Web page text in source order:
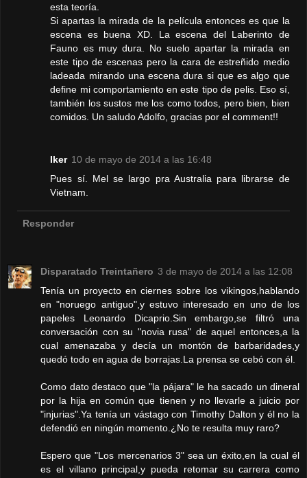
esta teoría.
Si apartas la mirada de la película entonces es que la
escena es buena XD. La escena del Laberinto de
Fauno es muy dura. No suelo apartar la mirada en
este tipo de escenas pero la cara de estreñido medio
ladeada mirando una escena dura si que es algo que
define mi comportamiento en este tipo de pelis. Eso sí,
también los sustos me los como todos, pero bien, bien
comidos. Un saludo Adolfo, gracias por el comment!!
Iker 10 de mayo de 2014 a las 16:48
Pues sí. Mel se largo pra Australia para librarse de
Vietnam.
Responder
Disparatado Treintañero 3 de mayo de 2014 a las 12:08
Tenía un proyecto en ciernes sobre los vikingos,hablando
en "noruego antiguo",y estuvo interesado en uno de los
papeles Leonardo Dicaprio.Sin embargo,se filtró una
conversación con su "novia rusa" de aquel entonces,a la
cual amenazaba y decía un montón de barbaridades,y
quedó todo en agua de borrajas.La prensa se cebó con él.
Como dato destaco que "la pájara" le ha sacado un dineral
por la hija en común que tienen y no llevarle a juicio por
"injurias".Ya tenía un vástago con Timothy Dalton y él no la
defendió en ningún momento.¿No te resulta muy raro?
Espero que "Los mercenarios 3" sea un éxito,en la cual él
es el villano principal,y pueda retomar su carrera como